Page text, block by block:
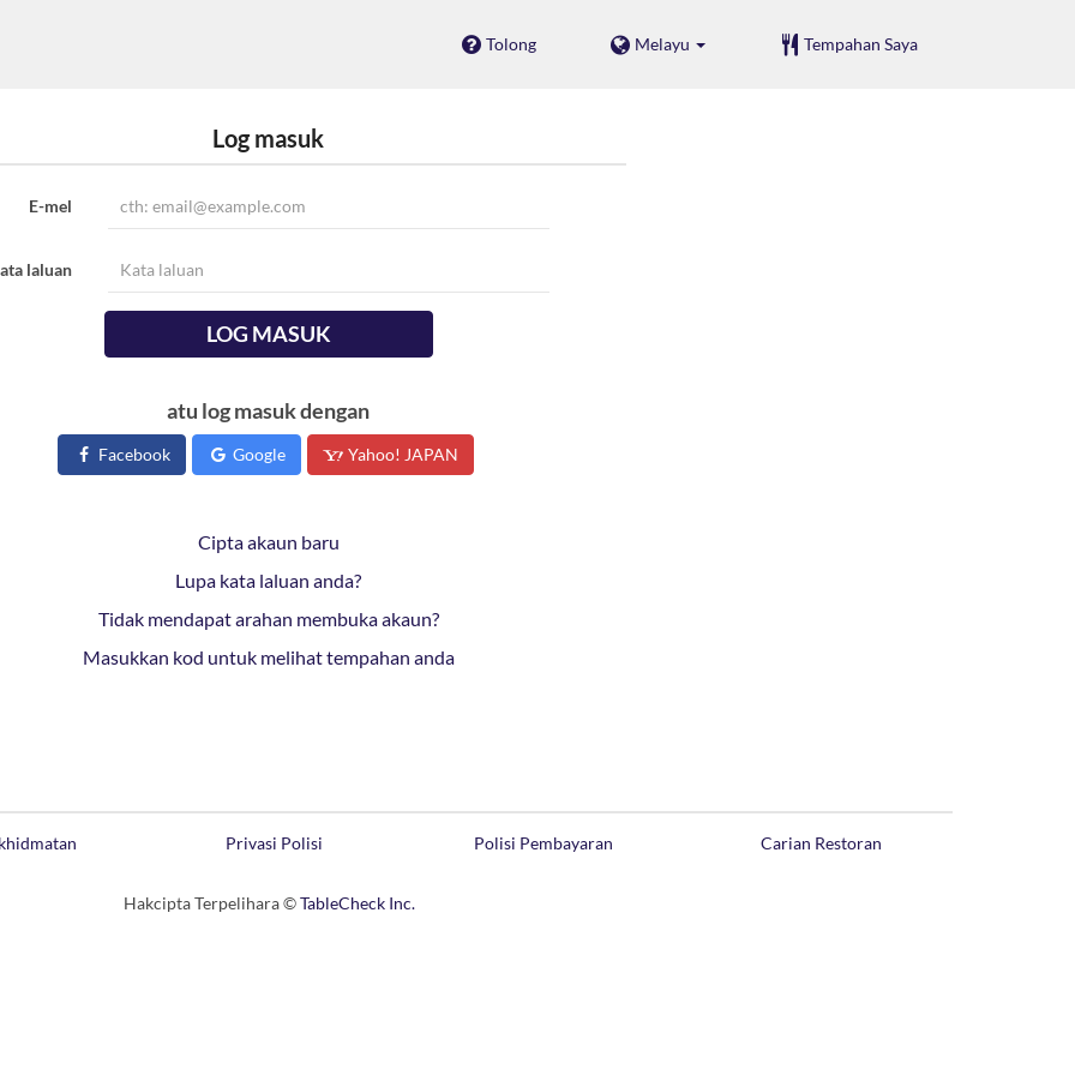
Tolong Melayu Tempahan Saya
Log masuk
E-mel
laluan
LOG MASUK
atu log masuk dengan
Facebook Google Yahoo! JAPAN
Cipta akaun baru
Lupa kata laluan anda?
Tidak mendapat arahan membuka akaun?
Masukkan kod untuk melihat tempahan anda
Privasi Polisi Polisi Pembayaran Carian Restoran
Hakcipta Terpelihara ©TableCheck Inc.